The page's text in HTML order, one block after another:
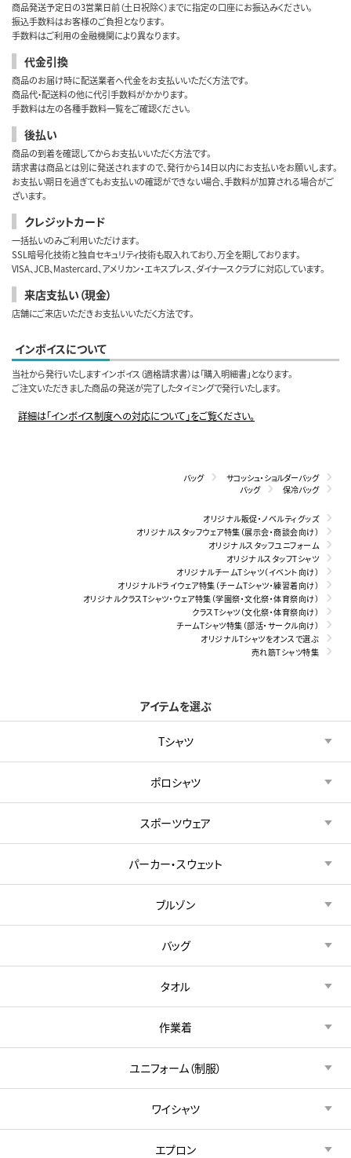
商品発送予定日の3営業日前（土日祝除く）までに指定の口座にお振込みください。
振込手数料はお客様のご負担となります。
手数料はご利用の金融機関により異なります。
代金引換
商品のお届け時に配送業者へ代金をお支払いいただく方法です。
商品代・配送料の他に代引手数料がかかります。
手数料は左の各種手数料一覧をご確認ください。
後払い
商品の到着を確認してからお支払いいただく方法です。
請求書は商品とは別に発送されますので、発行から14日以内にお支払いをお願いします。
お支払い期日を過ぎてもお支払いの確認ができない場合、手数料が加算される場合がご
ざいます。
クレジットカード
一括払いのみご利用いただけます。
SSL暗号化技術と独自セキュリティ技術も取入れており、万全を期しております。
VISA、JCB、Mastercard、アメリカン・エキスプレス、ダイナースクラブに対応しています。
来店支払い（現金）
店舗にご来店いただきお支払いいただく方法です。
インボイスについて
当社から発行いたしますインボイス（適格請求書）は「購入明細書」となります。
ご注文いただきました商品の発送が完了したタイミングで発行いたします。
詳細は「インボイス制度への対応について」をご覧ください。
バッグ
サコッシュ・ショルダーバッグ
バッグ
保冷バッグ
オリジナル販促・ノベルティグッズ
オリジナルスタッフウェア特集（展示会・商談会向け）
オリジナルスタッフユニフォーム
オリジナルスタッフTシャツ
オリジナルチームTシャツ（イベント向け）
オリジナルドライウェア特集（チームTシャツ・練習着向け）
オリジナルクラスTシャツ・ウェア特集（学園祭・文化祭・体育祭向け）
クラスTシャツ（文化祭・体育祭向け）
チームTシャツ特集（部活・サークル向け）
オリジナルTシャツをオンスで選ぶ
売れ筋Tシャツ特集
アイテムを選ぶ
Tシャツ
ポロシャツ
スポーツウェア
パーカー・スウェット
ブルゾン
バッグ
タオル
作業着
ユニフォーム（制服）
ワイシャツ
エプロン